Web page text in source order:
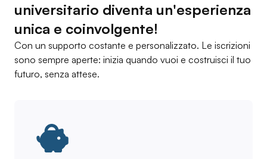
universitario diventa un'esperienza
unica e coinvolgente!
Con un supporto costante e personalizzato. Le iscrizioni
sono sempre aperte: inizia quando vuoi e costruisci il tuo
futuro, senza attese.